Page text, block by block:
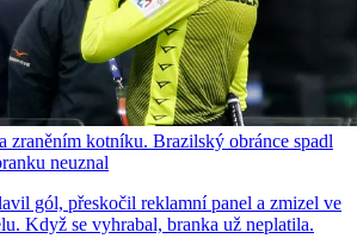
zraněním kotníku. Brazilský obránce spadl
neuznal
gól, přeskočil reklamní panel a zmizel ve
Když se vyhrabal, branka už neplatila.